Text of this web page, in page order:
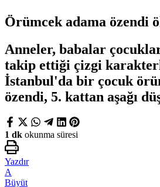
Örümcek adama özendi
Anneler, babalar
takip ettiği çizgi
İstanbul'da bir çocuk
özendi, 5. kattan aşağı
1 dk okunma süresi
Yazdır
A
Büyüt